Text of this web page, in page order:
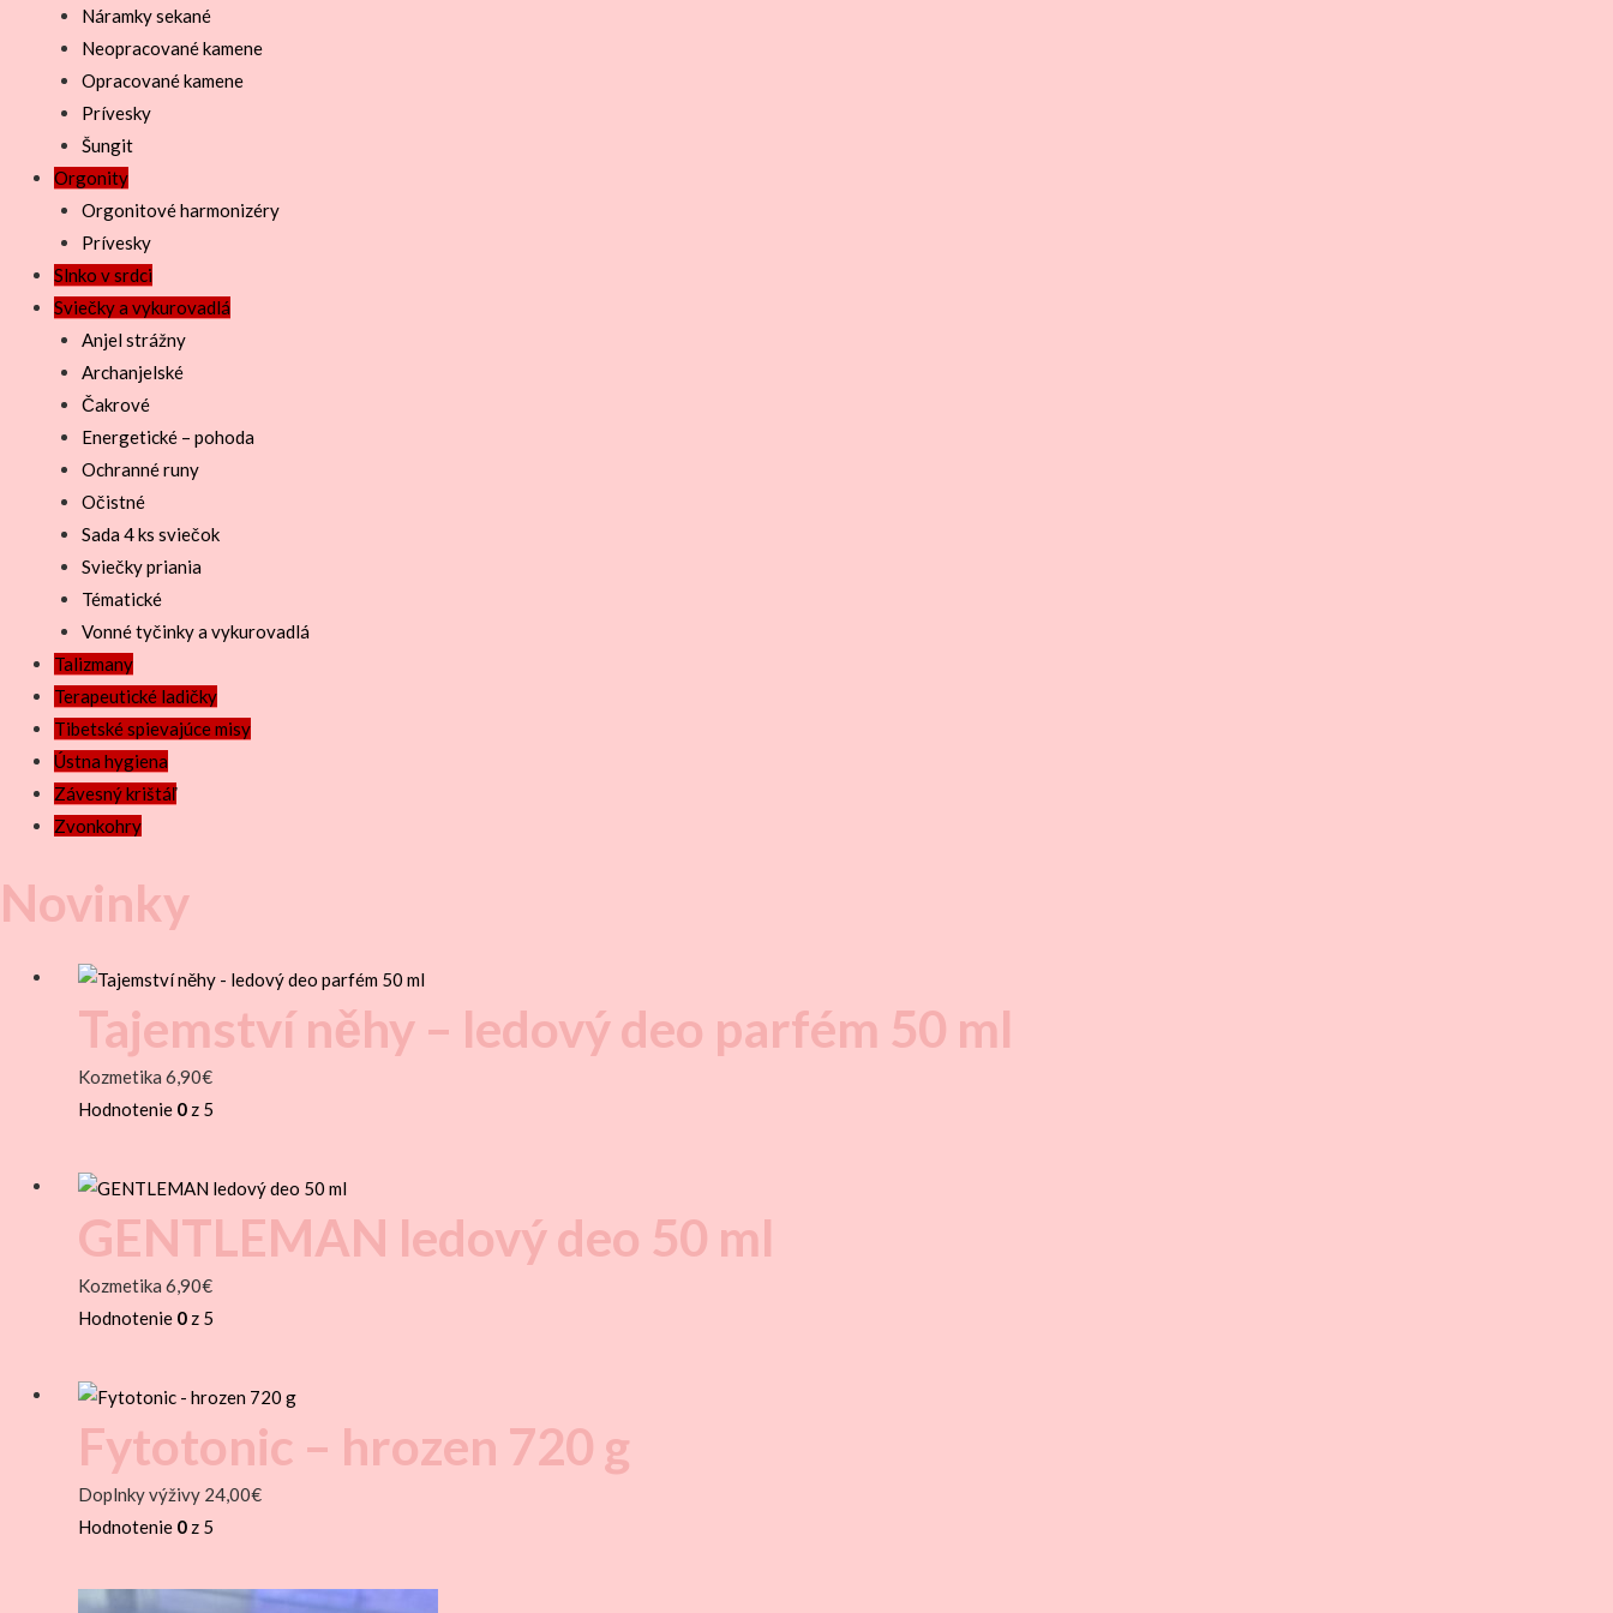
Náramky sekané
Neopracované kamene
Opracované kamene
Prívesky
Šungit
Orgonity
Orgonitové harmonizéry
Prívesky
Slnko v srdci
Sviečky a vykurovadlá
Anjel strážny
Archanjelské
Čakrové
Energetické – pohoda
Ochranné runy
Očistné
Sada 4 ks sviečok
Sviečky priania
Tématické
Vonné tyčinky a vykurovadlá
Talizmany
Terapeutické ladičky
Tibetské spievajúce misy
Ústna hygiena
Závesný krištáľ
Zvonkohry
Novinky
Tajemství něhy – ledový deo parfém 50 ml
Kozmetika 6,90€
Hodnotenie 0 z 5
GENTLEMAN ledový deo 50 ml
Kozmetika 6,90€
Hodnotenie 0 z 5
Fytotonic – hrozen 720 g
Doplnky výživy 24,00€
Hodnotenie 0 z 5